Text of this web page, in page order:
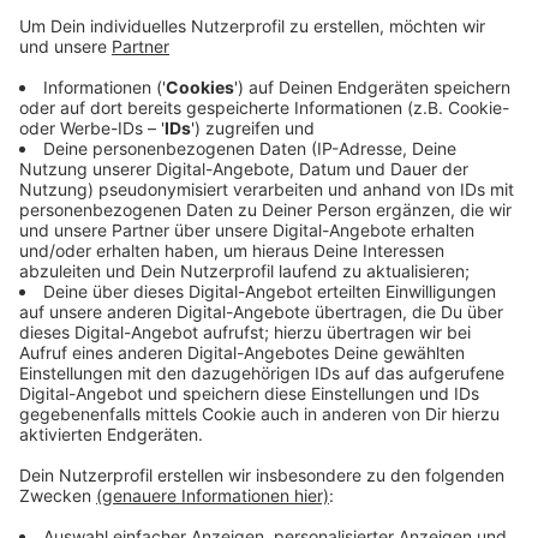
fahren. Von da aus geht es dann durch das
zurück. Außerdem wird eine Linie 320E
eingerichtet, um den Herbeder Ortskern
anzubinden. Die fährt von der Ruhruni bis Herbede-
Mitte und Knappensiedlung. Die Linie 375 fährt an
Sonn- und Feiertagen 30 Minuten versetzt zum
üblichen Fahrplan, um Parallelfahrten mit der 320
im Lottental zu vermeiden.
Veröffentlicht:Freitag, 02.05.2025 15:45
Anzeige